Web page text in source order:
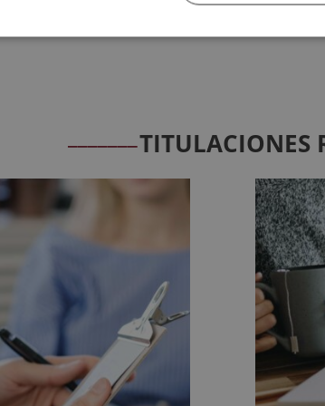
tratamientos para mejorar la psicología de las
TITULACIONES